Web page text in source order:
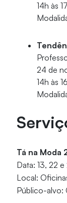
14h às
24 de
14h às
Tá na Moda
Data: 13, 22
Local:
Público-alvo: